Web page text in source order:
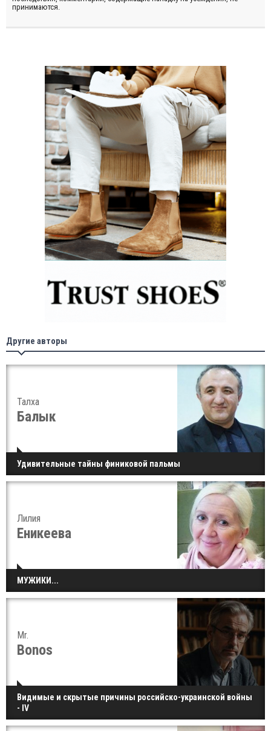
принимаются.
Другие авторы
Талха
Балык
Удивительные тайны финиковой пальмы
Лилия
Еникеева
МУЖИКИ...
Mr.
Bonos
Видимые и скрытые причины российско-украинской войны
- IV